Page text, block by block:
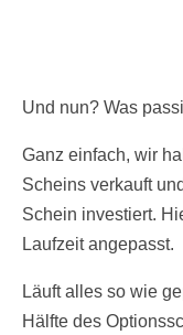
Und nun? Was
Ganz einfach, wir
Scheins verkauft
Schein investiert.
Laufzeit angepasst.
Läuft alles so wie
Hälfte des